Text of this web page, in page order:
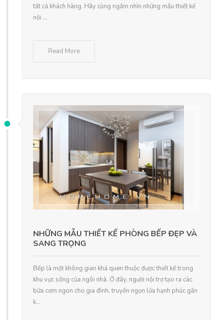
tất cả khách hàng. Hãy cùng ngắm nhìn những mẫu thiết kế
nội ...
Read More
NHỮNG MẪU THIẾT KẾ PHÒNG BẾP ĐẸP VÀ
SANG TRỌNG
Bếp là một không gian khá quen thuộc được thiết kế trong
khu vực sống của ngôi nhà. Ở đây, người nội trợ tạo ra các
bữa cơm ngon cho gia đình, truyền ngọn lửa hạnh phúc gắn
k...